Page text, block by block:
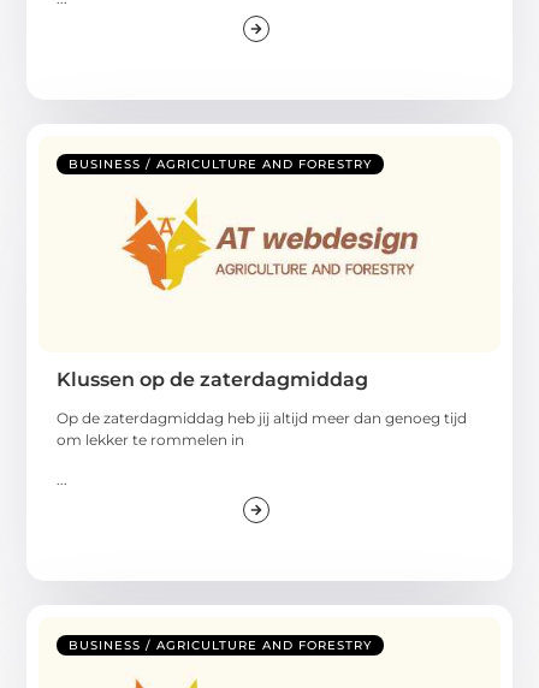
BUSINESS / AGRICULTURE AND FORESTRY
Klussen op de zaterdagmiddag
Op de zaterdagmiddag heb jij altijd meer dan genoeg tijd
om lekker te rommelen in
BUSINESS / AGRICULTURE AND FORESTRY